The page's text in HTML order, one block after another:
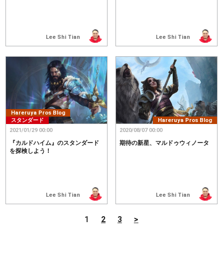
Lee Shi Tian Lee Shi Tian
Hareruya Pros Blog
スタンダード
Lee Shi Tian
『カルドハイム』のスタンダード
を探検しよう！
2021/01/29 00:00
Hareruya Pros Blog
Lee Shi Tian
期待の新星、マルドゥウィノータ
2020/08/07 00:00
1 2 3 >